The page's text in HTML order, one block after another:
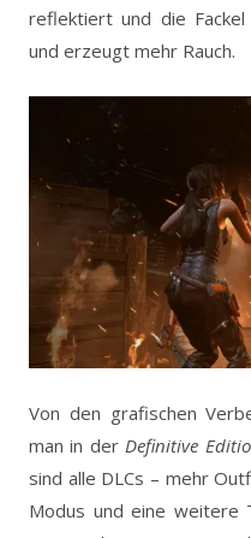
reflektiert und die
und erzeugt mehr Rauch.
Von den grafischen
man in derDefinitive
sind alle DLCs – mehr
Modus und eine weitere